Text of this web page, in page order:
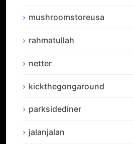
mushroomstoreusa
rahmatullah
netter
kickthegongaround
parksidediner
jalanjalan